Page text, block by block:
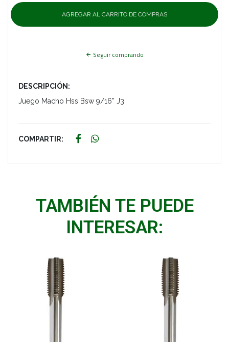
Seguir comprando
DESCRIPCIÓN:
Juego Macho Hss Bsw 9/16” J3
COMPARTIR:
TAMBIÉN TE PUEDE
INTERESAR: